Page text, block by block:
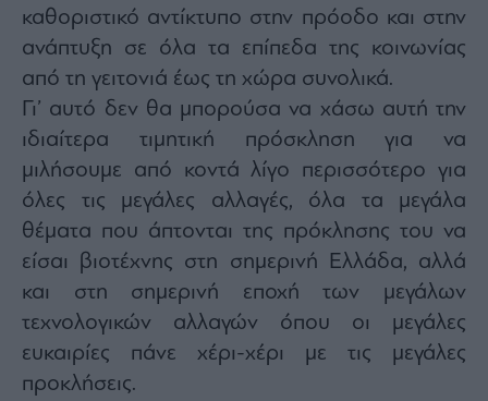
καθοριστικό αντίκτυπο στην πρόοδο και στην
ανάπτυξη σε όλα τα επίπεδα της κοινωνίας
από τη γειτονιά έως τη χώρα συνολικά.
Γι’ αυτό δεν θα μπορούσα να χάσω αυτή την
ιδιαίτερα τιμητική πρόσκληση για να
μιλήσουμε από κοντά λίγο περισσότερο για
όλες τις μεγάλες αλλαγές, όλα τα μεγάλα
θέματα που άπτονται της πρόκλησης του να
είσαι βιοτέχνης στη σημερινή Ελλάδα, αλλά
και στη σημερινή εποχή των μεγάλων
τεχνολογικών αλλαγών όπου οι μεγάλες
ευκαιρίες πάνε χέρι-χέρι με τις μεγάλες
προκλήσεις.